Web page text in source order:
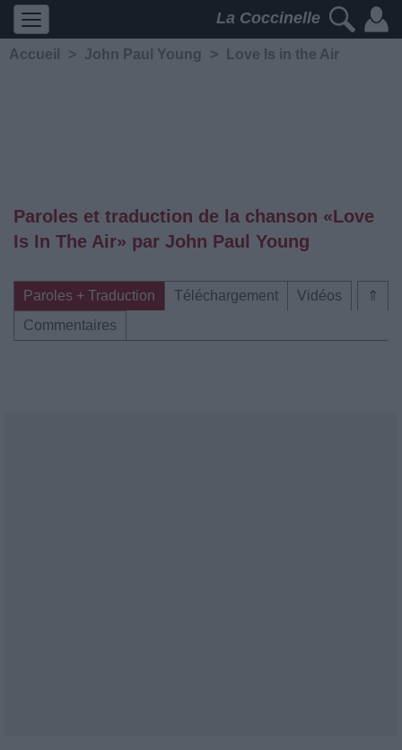
La Coccinelle
Accueil > John Paul Young > Love Is in the Air
Paroles et traduction de la chanson «Love
Is In The Air» par John Paul Young
⇑
Paroles + Traduction Téléchargement
Vidéos
Commentaires